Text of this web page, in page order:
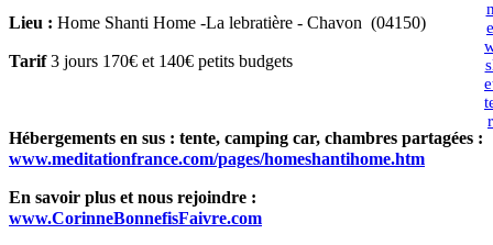
Lieu : Home Shanti Home -La lebratière - Chavon (04150)
Tarif3 jours 170€ et 140€ petits budgets
Hébergements en sus : tente, camping car, chambres partagées :
www.meditationfrance.com/pages/homeshantihome.htm
En savoir plus et nous rejoindre :
www.CorinneBonnefisFaivre.com
e
r